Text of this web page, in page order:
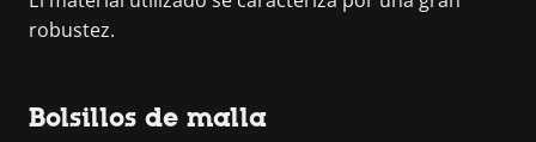
robustez.
Bolsillos de malla